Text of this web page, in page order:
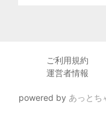
ご利用規約
運営者情報
powered by あっとち